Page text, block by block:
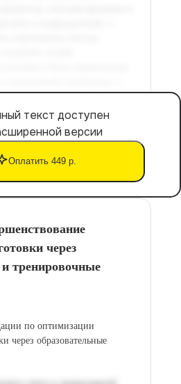
текст доступен
версии
Оплатить 449 р.
через
тренировочные
по оптимизации
через образовательные